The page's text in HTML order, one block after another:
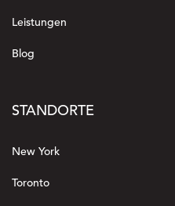
Leistungen
Blog
STANDORTE
New York
Toronto